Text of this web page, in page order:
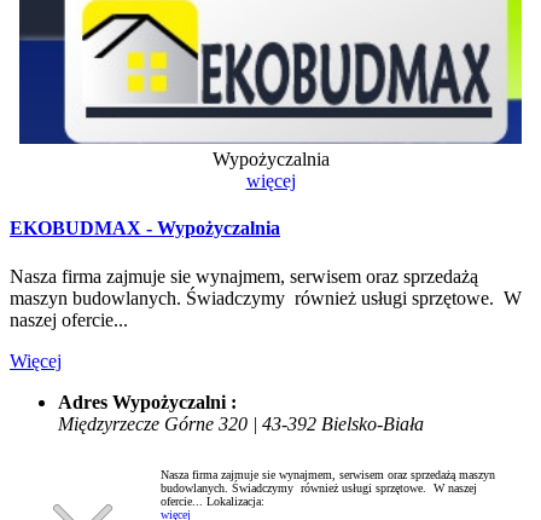
Wypożyczalnia
więcej
EKOBUDMAX - Wypożyczalnia
Nasza firma zajmuje sie wynajmem, serwisem oraz sprzedażą
maszyn budowlanych. Świadczymy również usługi sprzętowe. W
naszej ofercie...
Więcej
Adres Wypożyczalni :
Międzyrzecze Górne 320 | 43-392 Bielsko-Biała
Nasza firma zajmuje sie wynajmem, serwisem oraz sprzedażą maszyn
budowlanych. Świadczymy również usługi sprzętowe. W naszej
ofercie... Lokalizacja:
więcej